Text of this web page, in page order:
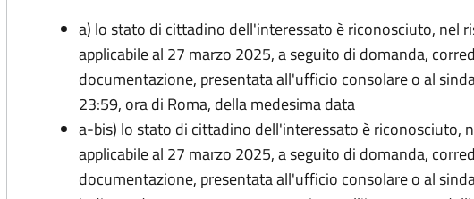
a) lo stato di cittadino dell'interessato è riconosciuto, nel
applicabile al 27 marzo 2025, a seguito di domanda,
documentazione, presentata all'ufficio consolare o al
23:59, ora di Roma, della medesima data
a-bis) lo stato di cittadino dell'interessato è riconosciuto,
applicabile al 27 marzo 2025, a seguito di domanda,
documentazione, presentata all'ufficio consolare o al